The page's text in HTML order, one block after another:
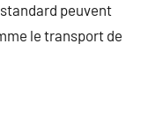
peuvent
le transport de